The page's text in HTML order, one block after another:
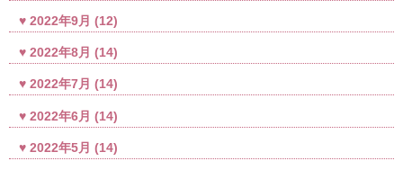
2022年9月 (12)
2022年8月 (14)
2022年7月 (14)
2022年6月 (14)
2022年5月 (14)